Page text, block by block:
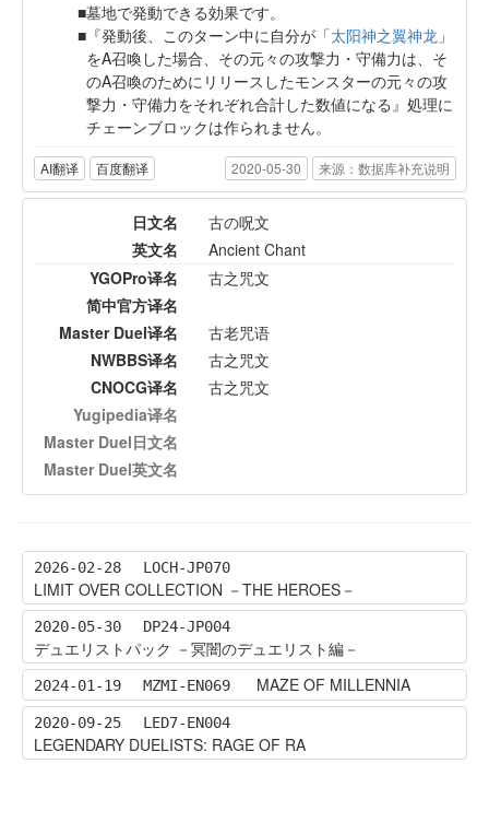
墓地で発動できる効果です。
『発動後、このターン中に自分が「太阳神之翼神龙 」
をA召喚した場合、その元々の攻撃力・守備力は、そ
のA召喚のためにリリースしたモンスターの元々の攻
撃力・守備力をそれぞれ合計した数値になる』処理に
チェーンブロックは作られません。
AI翻译 百度翻译 2020-05-30 来源：数据库补充说明
日文名
古の呪文
英文名
Ancient Chant
YGOPro译名
古之咒文
简中官方译名
Master Duel译名
古老咒语
NWBBS译名
古之咒文
CNOCG译名
古之咒文
Yugipedia译名
Master Duel日文名
Master Duel英文名
2026-02-28 LOCH-JP070
LIMIT OVER COLLECTION －THE HEROES－
2020-05-30 DP24-JP004
デュエリストパック －冥闇のデュエリスト編－
2024-01-19 MZMI-EN069 MAZE OF MILLENNIA
2020-09-25 LED7-EN004
LEGENDARY DUELISTS: RAGE OF RA